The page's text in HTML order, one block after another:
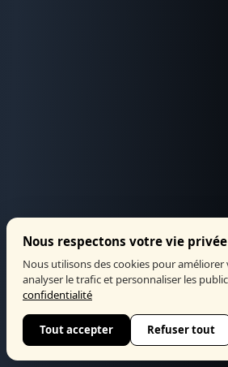
Nous respectons votre vie privée
Nous utilisons des cookies pour améliorer
analyser le trafic et personnaliser les
confidentialité
Tout accepter Refuser tout